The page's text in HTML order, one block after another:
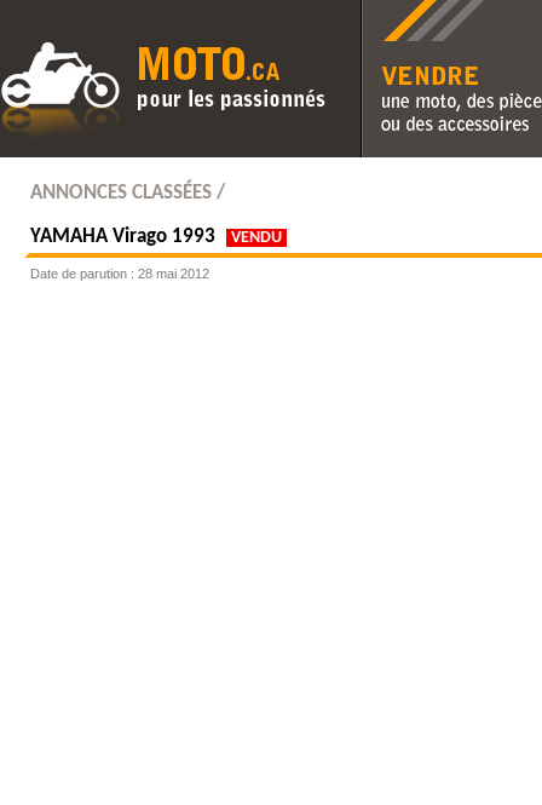
Vendre une moto, des
des accessoires
ANNONCES CLASSÉES /
YAMAHAVirago 1993 VENDU
Date de parution : 28 mai 2012